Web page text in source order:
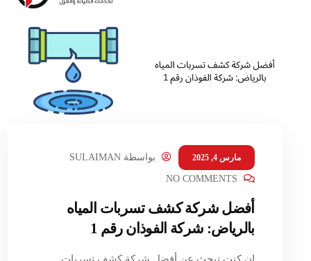
مارس 4, 2025 بواسطةSULAIMAN
NO COMMENTS
أفضل شركة كشف تسربات المياه
بالرياض: شركة الفوذان رقم 1
إن كنت تبحث عن أفضل شركة كشف تسربات